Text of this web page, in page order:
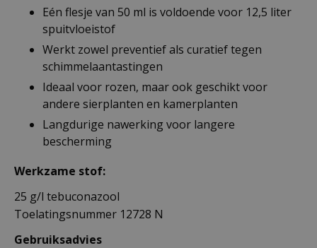
Eén flesje van 50 ml is voldoende voor 12,5 liter
spuitvloeistof
Werkt zowel preventief als curatief tegen
schimmelaantastingen
Ideaal voor rozen, maar ook geschikt voor
andere sierplanten en kamerplanten
Langdurige nawerking voor langere
bescherming
Werkzame stof:
25 g/l tebuconazool
Toelatingsnummer 12728 N
Gebruiksadvies